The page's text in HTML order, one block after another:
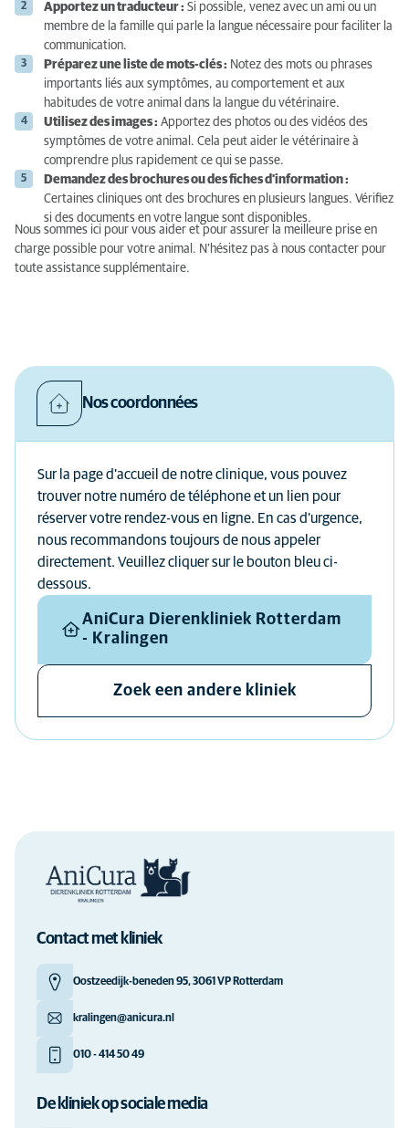
Apportez un traducteur : Si possible, venez avec un ami ou un
membre de la famille qui parle la langue nécessaire pour faciliter la
communication.
Préparez une liste de mots-clés : Notez des mots ou phrases
importants liés aux symptômes, au comportement et aux
habitudes de votre animal dans la langue du vétérinaire.
Utilisez des images : Apportez des photos ou des vidéos des
symptômes de votre animal. Cela peut aider le vétérinaire à
comprendre plus rapidement ce qui se passe.
Demandez des brochures ou des fiches d'information :
Certaines cliniques ont des brochures en plusieurs langues. Vérifiez
si des documents en votre langue sont disponibles.
Nous sommes ici pour vous aider et pour assurer la meilleure prise en
charge possible pour votre animal. N’hésitez pas à nous contacter pour
toute assistance supplémentaire.
Nos coordonnées
Sur la page d'accueil de notre clinique, vous pouvez
trouver notre numéro de téléphone et un lien pour
réserver votre rendez-vous en ligne. En cas d'urgence,
nous recommandons toujours de nous appeler
directement. Veuillez cliquer sur le bouton bleu ci-
dessous.
AniCura Dierenkliniek Rotterdam
- Kralingen
Zoek een andere kliniek
Contact met kliniek
Oostzeedijk-beneden 95, 3061 VP Rotterdam
kralingen@anicura.nl
010 - 414 50 49
De kliniek op sociale media